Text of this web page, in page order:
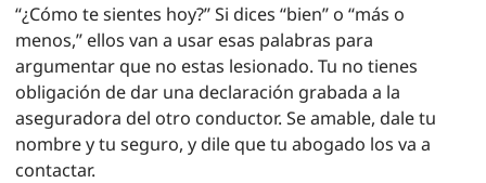
“¿Cómo te sientes hoy?” Si dices “bien” o “más o
menos,” ellos van a usar esas palabras para
argumentar que no estas lesionado. Tu no tienes
obligación de dar una declaración grabada a la
aseguradora del otro conductor. Se amable, dale tu
nombre y tu seguro, y dile que tu abogado los va a
contactar.